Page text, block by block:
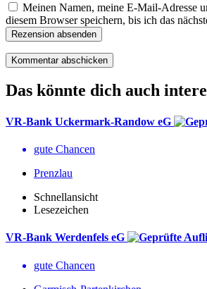
Meinen Namen, meine E-Mail-Adresse
diesem Browser speichern, bis ich das
Rezension absenden
Das könnte dich auch
VR-Bank Uckermark-Randow eG
gute Chancen
Prenzlau
Schnellansicht
Lesezeichen
VR-Bank Werdenfels eG
gute Chancen